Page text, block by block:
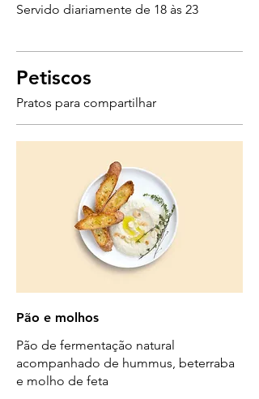
Servido diariamente de 18 às 23
Petiscos
Pratos para compartilhar
Pão e molhos
Pão de fermentação natural
acompanhado de hummus, beterraba